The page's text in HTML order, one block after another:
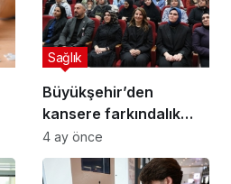
Büyükşehir’den
kansere farkındalık
çağrısı
Sağlık
4 ay önce